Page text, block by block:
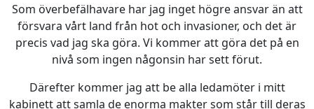
Som överbefälhavare har jag inget högre ansvar än att
försvara vårt land från hot och invasioner, och det är
precis vad jag ska göra. Vi kommer att göra det på en
nivå som ingen någonsin har sett förut.
Därefter kommer jag att be alla ledamöter i mitt
kabinett att samla de enorma makter som står till deras